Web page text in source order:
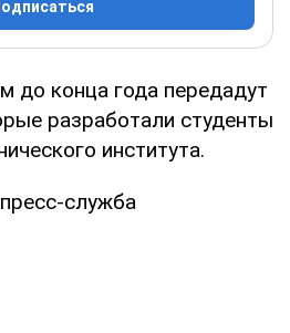
до конца года передадут
разработали студенты
института.
служба